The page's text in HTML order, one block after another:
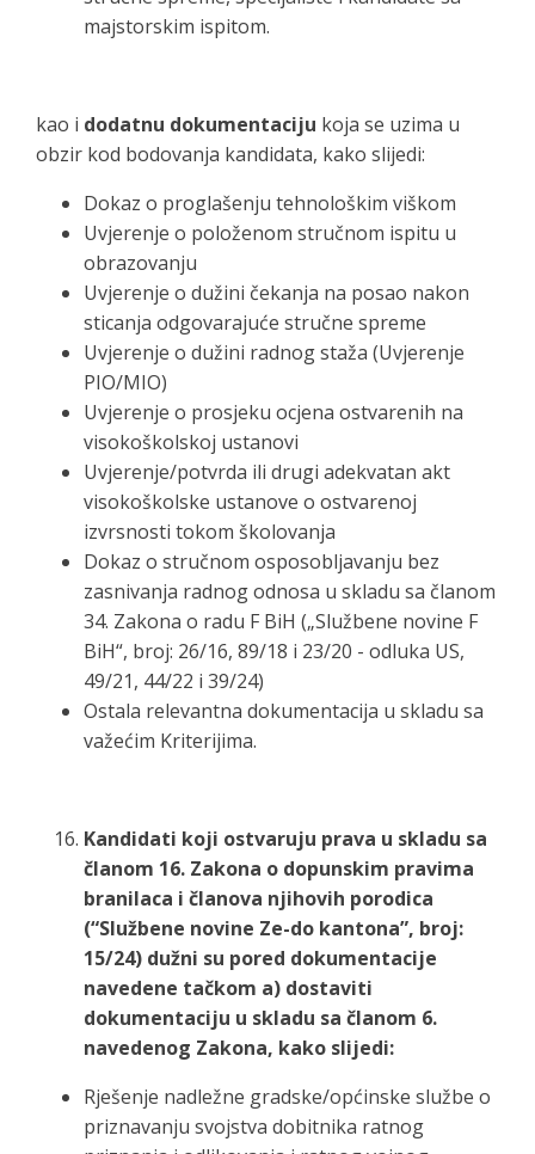
majstorskim ispitom.
kao i dodatnu dokumentaciju koja se uzima u
obzir kod bodovanja kandidata, kako slijedi:
Dokaz o proglašenju tehnološkim viškom
Uvjerenje o položenom stručnom ispitu u
obrazovanju
Uvjerenje o dužini čekanja na posao nakon
sticanja odgovarajuće stručne spreme
Uvjerenje o dužini radnog staža (Uvjerenje
PIO/MIO)
Uvjerenje o prosjeku ocjena ostvarenih na
visokoškolskoj ustanovi
Uvjerenje/potvrda ili drugi adekvatan akt
visokoškolske ustanove o ostvarenoj
izvrsnosti tokom školovanja
Dokaz o stručnom osposobljavanju bez
zasnivanja radnog odnosa u skladu sa članom
34. Zakona o radu F BiH („Službene novine F
BiH“, broj: 26/16, 89/18 i 23/20 - odluka US,
49/21, 44/22 i 39/24)
Ostala relevantna dokumentacija u skladu sa
važećim Kriterijima.
Kandidati koji ostvaruju prava u skladu sa
članom 16. Zakona o dopunskim pravima
branilaca i članova njihovih porodica
(“Službene novine Ze-do kantona”, broj:
15/24) dužni su pored dokumentacije
navedene tačkom a) dostaviti
dokumentaciju u skladu sa članom 6.
navedenog Zakona, kako slijedi:
Rješenje nadležne gradske/općinske službe o
priznavanju svojstva dobitnika ratnog